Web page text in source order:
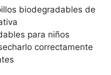
biodegradables de
para niños
correctamente